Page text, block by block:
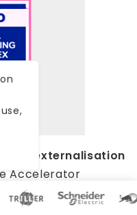
d’externalisation
Accelerator